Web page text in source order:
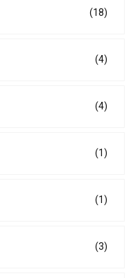
(18)
(4)
(4)
(1)
(1)
(3)